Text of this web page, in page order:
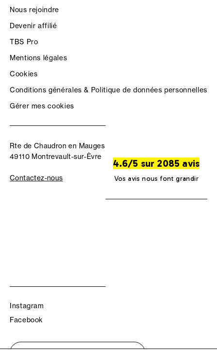
Nous rejoindre
Devenir affilié
TBS Pro
Mentions légales
Cookies
Conditions générales & Politique de données personnelles
Gérer mes cookies
Rte de Chaudron en Mauges
49110 Montrevault-sur-Èvre
Contactez-nous
4.6/5 sur 2085 avis
Vos avis nous font grandir
Instagram
Facebook